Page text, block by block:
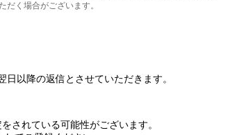
く場合がございます。
日以降の返信とさせていただきます。
されている可能性がございます。